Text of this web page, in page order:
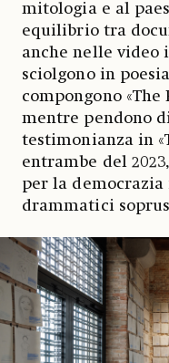
mitologia e al
equilibrio tra
anche nelle video
sciolgono in
compongono «The
mentre pendono
testimonianza in
entrambe del
per la
drammatici